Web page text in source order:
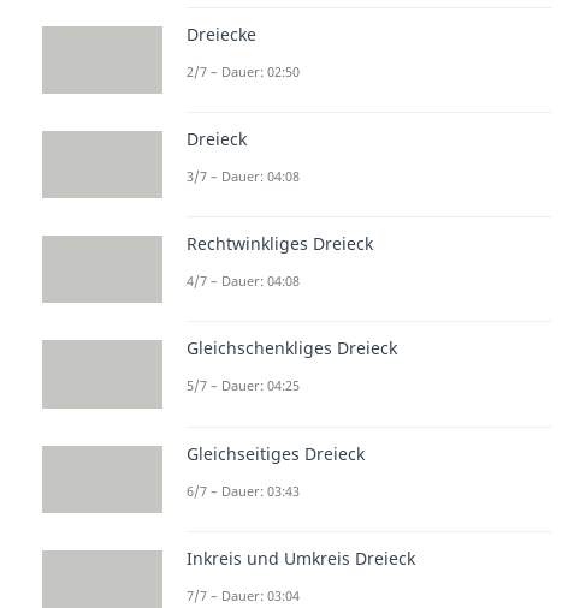
Dreiecke
2/7 – Dauer: 02:50
Dreieck
3/7 – Dauer: 04:08
Rechtwinkliges Dreieck
4/7 – Dauer: 04:08
Gleichschenkliges Dreieck
5/7 – Dauer: 04:25
Gleichseitiges Dreieck
6/7 – Dauer: 03:43
Inkreis und Umkreis Dreieck
7/7 – Dauer: 03:04